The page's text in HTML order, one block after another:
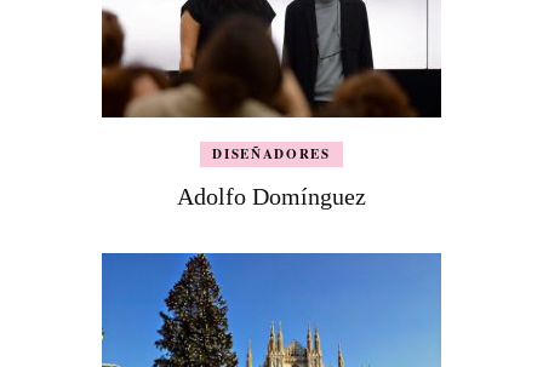
DISEÑADORES
Adolfo Domínguez